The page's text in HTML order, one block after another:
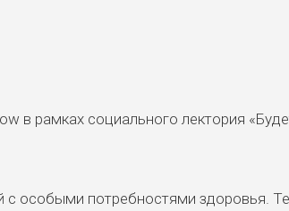
в рамках социального лектория
особыми потребностями здоровья.